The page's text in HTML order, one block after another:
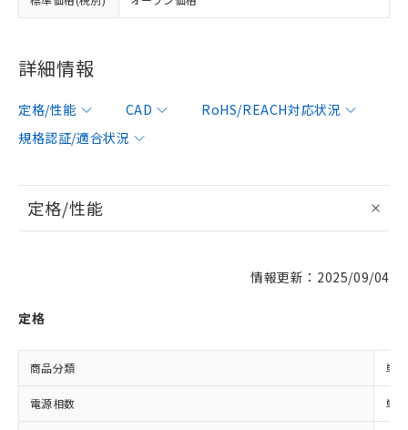
詳細情報
定格/性能 CAD
RoHS/REACH対応状況
規格認証/適合状況
定格/性能
情報更新：2025/09/04
定格
商品分類 単
電源相数 単相